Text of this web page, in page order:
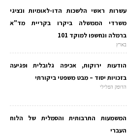
עשרות ראשי הלשכות הדו-לאומיות ונציגי
משרדי הממשלה ביקרו בקריית מד"א
ברמלה ונחשפו למוקד 101
בארץ
הודעות ירוקות, אכיפה גלובלית ופגיעה
בזכויות יסוד – מבט משפטי ביקורתי
הדופק הפלילי
המשמעות התרבותית והסמלית של הלוח
העברי